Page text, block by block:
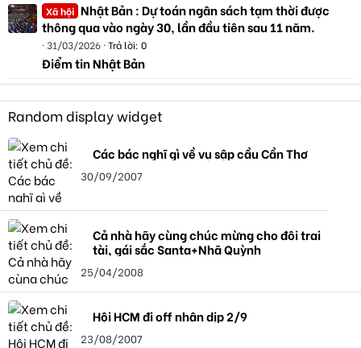
Xã hội Nhật Bản : Dự toán ngân sách tạm thời được
thông qua vào ngày 30, lần đầu tiên sau 11 năm.
31/03/2026 Trả lời: 0
Điểm tin Nhật Bản
Random display widget
Các bác nghĩ gì về vụ sập cầu Cần Thơ
30/09/2007
Cả nhà hãy cùng chúc mừng cho đôi trai
tài, gái sắc Santa+Nhã Quỳnh
25/04/2008
Hội HCM đi off nhân dịp 2/9
23/08/2007